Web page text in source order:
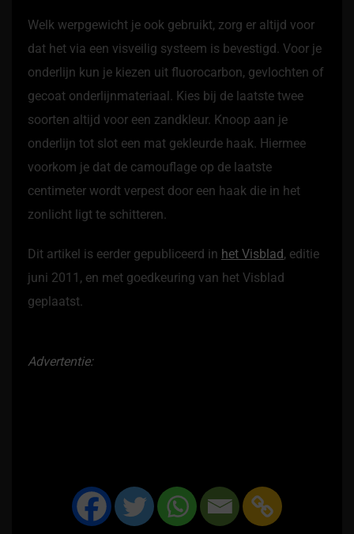
Welk werpgewicht je ook gebruikt, zorg er altijd voor
dat het via een visveilig systeem is bevestigd. Voor je
onderlijn kun je kiezen uit fluorocarbon, gevlochten of
gecoat onderlijnmateriaal. Kies bij de laatste twee
soorten altijd voor een zandkleur. Knoop aan je
onderlijn tot slot een mat gekleurde haak. Hiermee
voorkom je dat de camouflage op de laatste
centimeter wordt verpest door een haak die in het
zonlicht ligt te schitteren.
Dit artikel is eerder gepubliceerd in het Visblad, editie
juni 2011, en met goedkeuring van het Visblad
geplaatst.
Advertentie: